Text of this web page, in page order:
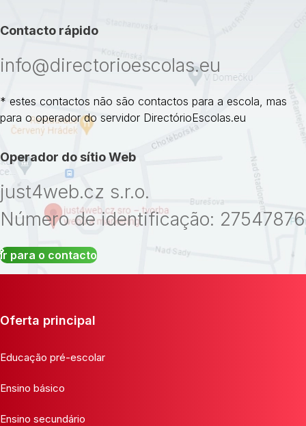
Contacto rápido
info@directorioescolas.eu
* estes contactos não são contactos para a escola, mas
para o operador do servidor DirectórioEscolas.eu
Operador do sítio Web
just4web.cz s.r.o.
Número de identificação: 27547876
Ir para o contacto
Oferta principal
Educação pré-escolar
Ensino básico
Ensino secundário